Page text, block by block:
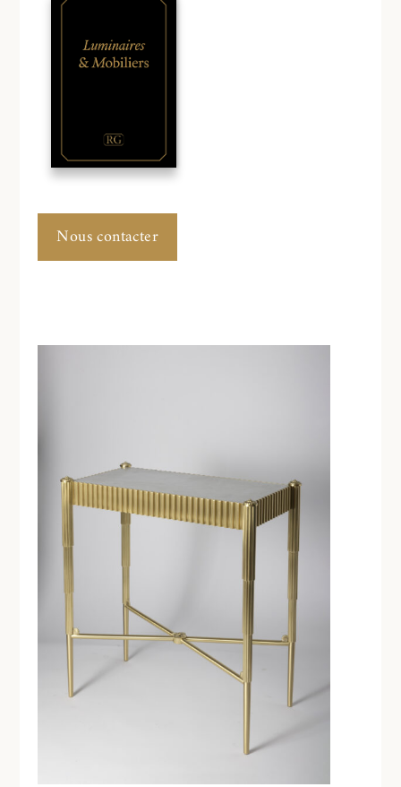
Nous contacter